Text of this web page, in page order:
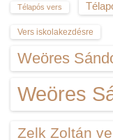
Télapós vers
Vers iskolakezdésre
Weöres
Weöres
Zelk Zoltán